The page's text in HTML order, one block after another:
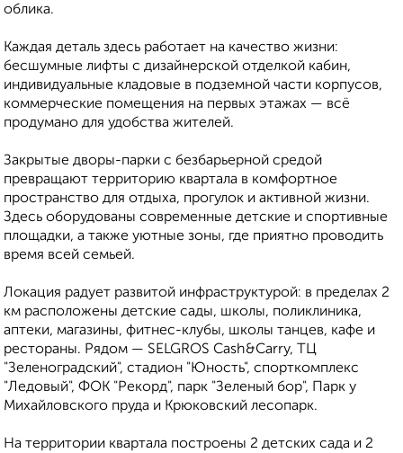
облика.
Каждая деталь здесь работает на качество жизни:
бесшумные лифты с дизайнерской отделкой кабин,
индивидуальные кладовые в подземной части корпусов,
коммерческие помещения на первых этажах — всё
продумано для удобства жителей.
Закрытые дворы-парки с безбарьерной средой
превращают территорию квартала в комфортное
пространство для отдыха, прогулок и активной жизни.
Здесь оборудованы современные детские и спортивные
площадки, а также уютные зоны, где приятно проводить
время всей семьей.
Локация радует развитой инфраструктурой: в пределах 2
км расположены детские сады, школы, поликлиника,
аптеки, магазины, фитнес-клубы, школы танцев, кафе и
рестораны. Рядом — SELGROS Cash&Carry, ТЦ
"Зеленоградский", стадион "Юность", спорткомплекс
"Ледовый", ФОК "Рекорд", парк "Зеленый бор", Парк у
Михайловского пруда и Крюковский лесопарк.
На территории квартала построены 2 детских сада и 2